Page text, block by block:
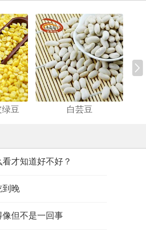
豆 白芸豆
才知道好不好？
到晚
但不是一回事